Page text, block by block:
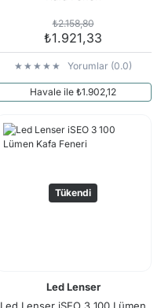
₺2.158,80
₺1.921,33
Yorumlar (0.0)
Havale ile ₺1.902,12
Tükendi
Led Lenser